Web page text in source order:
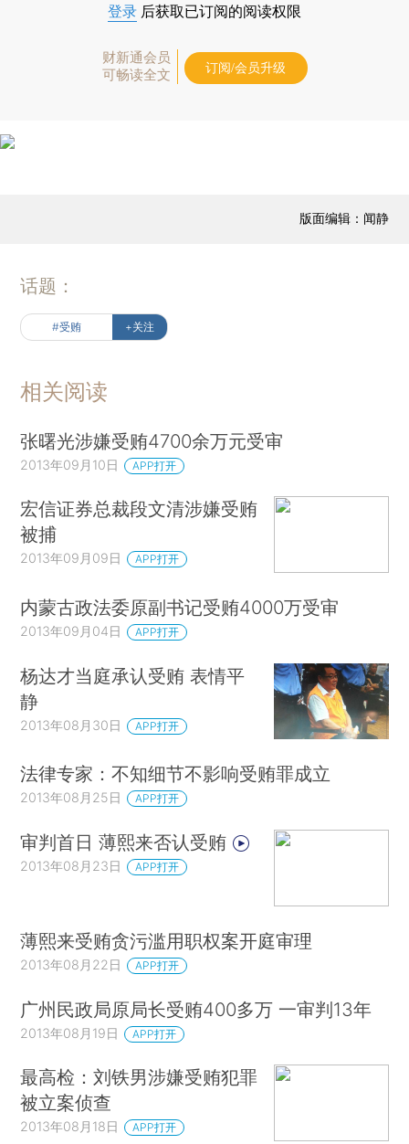
登录 后获取已订阅的阅读权限
财新通会员
可畅读全文
订阅/会员升级
版面编辑：闻静
话题：
#受贿 +关注
相关阅读
张曙光涉嫌受贿4700余万元受审
2013年09月10日 APP打开
宏信证券总裁段文清涉嫌受贿
被捕
2013年09月09日 APP打开
内蒙古政法委原副书记受贿4000万受审
2013年09月04日 APP打开
杨达才当庭承认受贿 表情平
静
2013年08月30日 APP打开
法律专家：不知细节不影响受贿罪成立
2013年08月25日 APP打开
审判首日 薄熙来否认受贿
2013年08月23日 APP打开
薄熙来受贿贪污滥用职权案开庭审理
2013年08月22日 APP打开
广州民政局原局长受贿400多万 一审判13年
2013年08月19日 APP打开
最高检：刘铁男涉嫌受贿犯罪
被立案侦查
2013年08月18日 APP打开